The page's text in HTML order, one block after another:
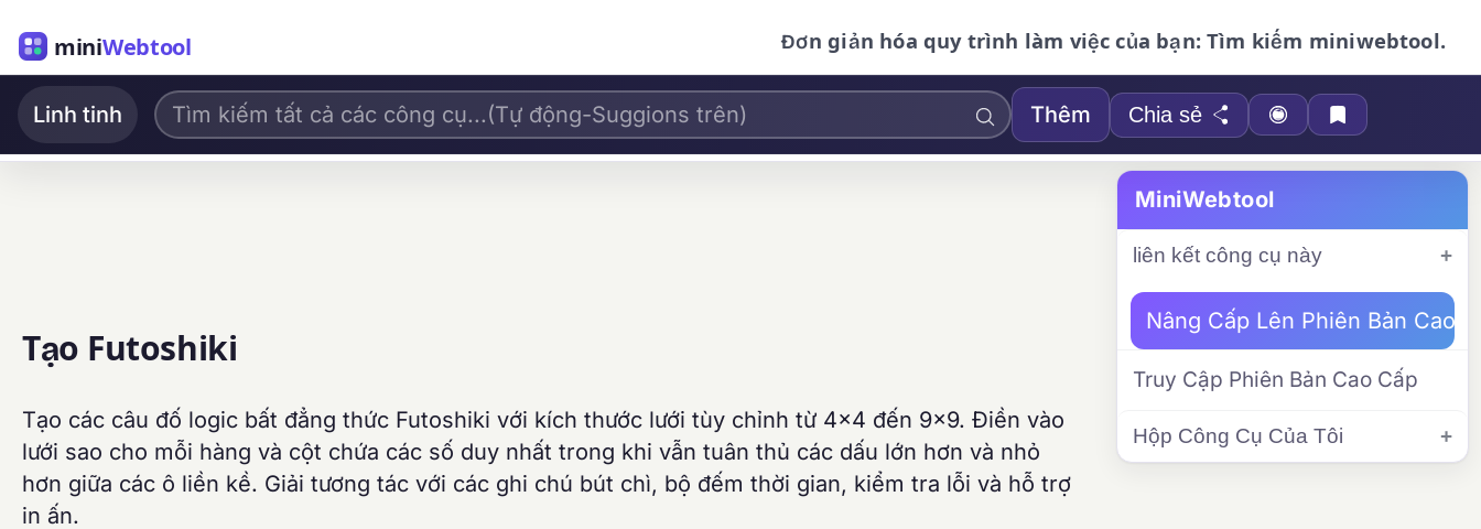
miniWebtool Đơn giản hóa quy trình làm việc của bạn: Tìm kiếm miniwebtool.
Linh tinh Thêm Chia sẻ
Tạo Futoshiki
Tạo các câu đố logic bất đẳng thức Futoshiki với kích thước lưới tùy chỉnh từ 4×4 đến 9×9. Điền vào
lưới sao cho mỗi hàng và cột chứa các số duy nhất trong khi vẫn tuân thủ các dấu lớn hơn và nhỏ
hơn giữa các ô liền kề. Giải tương tác với các ghi chú bút chì, bộ đếm thời gian, kiểm tra lỗi và hỗ trợ
in ấn.
MiniWebtool
liên kết công cụ này
Nâng Cấp Lên Phiên Bản Cao
Truy Cập Phiên Bản Cao Cấp
Hộp Công Cụ Của Tôi